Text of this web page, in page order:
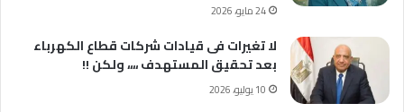
24 مايو، 2026
لا تغيرات فى قيادات شركات قطاع الكهرباء
بعد تحقيق المستهدف ،،،، ولكن !!
10 يوليو، 2026